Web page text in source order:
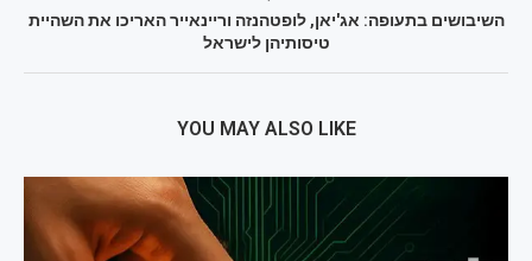
השיבושים בתעופה: אג'יאן, לופטהנזה וריינאייר האריכו את השהיית
טיסותיהן לישראל
YOU MAY ALSO LIKE